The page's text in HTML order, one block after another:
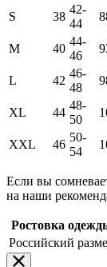
S 38
42-
44
M 40
44-
46
L 42
46-
48
XL 44
48-
50
XXL 46
50-
54
Если вы
на наши
Ростовка
Российский